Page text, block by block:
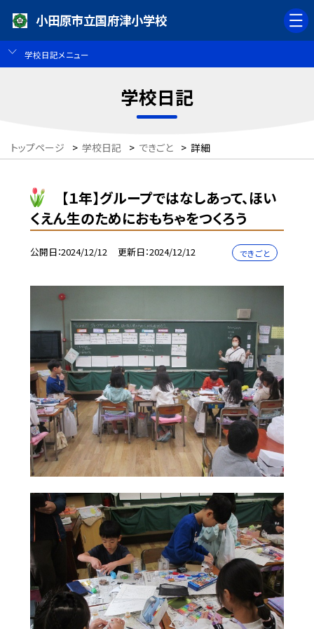
小田原市立国府津小学校
学校日記メニュー
学校日記
トップページ > 学校日記 > できごと > 詳細
【１年】グループではなしあって、ほい
くえん生のためにおもちゃをつくろう
公開日 2024/12/12 更新日 2024/12/12 できごと